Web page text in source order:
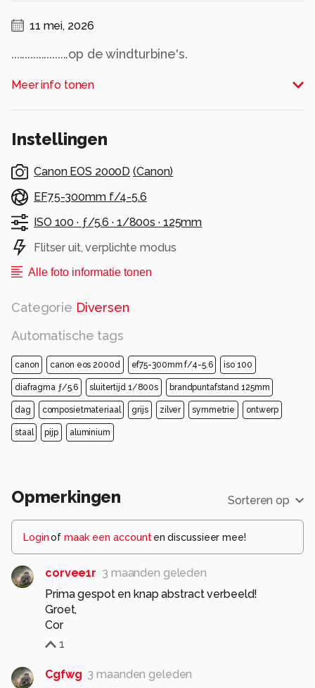
11 mei, 2026
.....................op de windturbine's.
Alle rechten voorbehouden
Meer info tonen
Instellingen
Canon EOS 2000D (Canon)
EF75-300mm f/4-5.6
ISO 100 · ƒ/5.6 · 1/800s · 125mm
Flitser uit, verplichte modus
Alle foto informatie tonen
Categorie Diversen
Automatische tags
canon canon eos 2000d ef75-300mm f/4-5.6 iso 100
diafragma ƒ/5.6 sluitertijd 1/800s brandpuntafstand 125mm
dag composietmateriaal grijs zilver symmetrie ontwerp
staal pijp aluminium
Opmerkingen Sorteren op
Loginof maak een account en discussieer mee!
corvee1r 3 maanden geleden
Prima gespot en knap abstract verbeeld!
Groet,
Cor
1
Cgfwg 3 maanden geleden